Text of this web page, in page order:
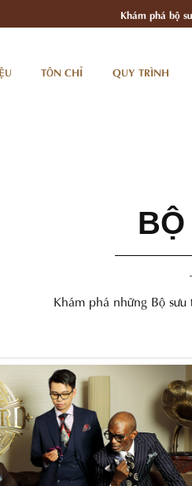
Khám phá bộ
TÔN CHỈ QUY TRÌNH
Khám phá những Bộ